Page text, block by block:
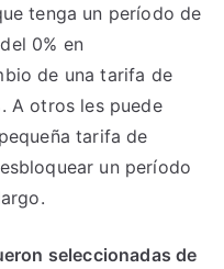
tenga un período de
0% en
de una tarifa de
A otros les puede
tarifa de
un período
seleccionadas de